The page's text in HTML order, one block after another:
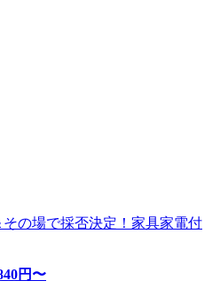
の場で採否決定！家具家電付
円〜